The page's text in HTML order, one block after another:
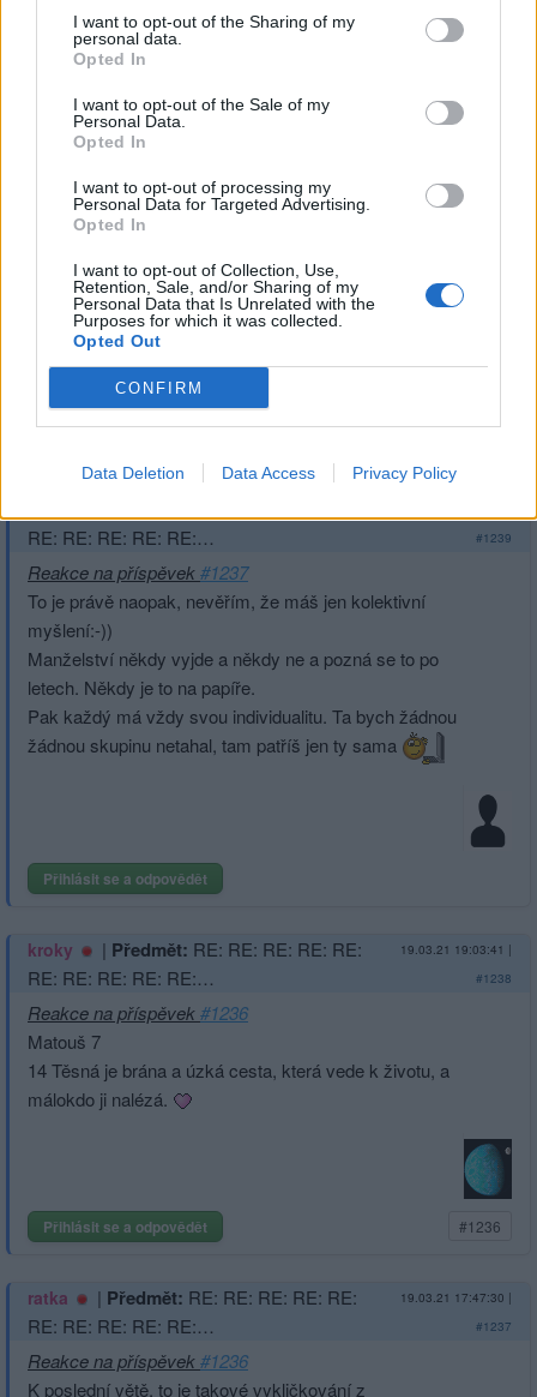
I want to opt-out of the Sharing of my
personal data.
Opted In
I want to opt-out of the Sale of my
Personal Data.
Opted In
I want to opt-out of processing my
Personal Data for Targeted Advertising.
Opted In
I want to opt-out of Collection, Use,
Retention, Sale, and/or Sharing of my
Personal Data that Is Unrelated with the
Purposes for which it was collected.
Opted Out
CONFIRM
Data Deletion Data Access Privacy Policy
Přihlásit se a odpovědět #1239
Smazaný|Předmět: RE: RE: RE: RE: RE:
Reakce na příspěvek#1238
Asi tak:-)
RE: RE: RE: RE: RE:…
#1239
Reakce na příspěvek#1237
To je právě naopak, nevěřím, že máš jen kolektivní
myšlení:-))
Manželství někdy vyjde a někdy ne a pozná se to po
letech. Někdy je to na papíře.
Pak každý má vždy svou individualitu. Ta bych žádnou
žádnou skupinu netahal, tam patříš jen ty sama
Přihlásit se a odpovědět
kroky | Předmět: RE: RE: RE: RE: RE:
RE: RE: RE: RE: RE:…
19.03.21 19:03:41 |
#1238
Reakce na příspěvek#1236
Matouš 7
14 Těsná je brána a úzká cesta, která vede k životu, a
málokdo ji nalézá.
Přihlásit se a odpovědět #1236
ratka | Předmět: RE: RE: RE: RE: RE:
RE: RE: RE: RE: RE:…
19.03.21 17:47:30 |
#1237
Reakce na příspěvek#1236
K poslední větě, to je takové vykličkování z